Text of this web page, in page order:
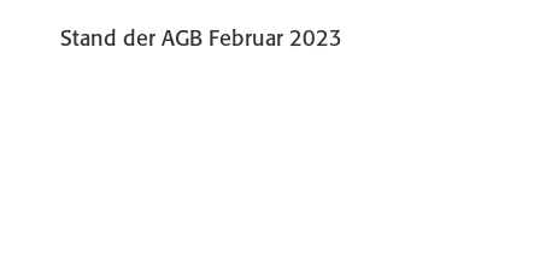
Stand der AGB Februar 2023